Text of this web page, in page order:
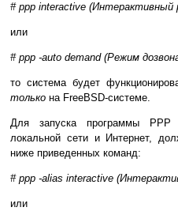
# ppp interactive (Интерактивный
или
# ppp -auto demand (Режим
то система будет
только на FreeBSD-системе.
Для запуска программы
локальной сети и Интернет,
ниже приведенных команд:
# ppp -alias interactive
или